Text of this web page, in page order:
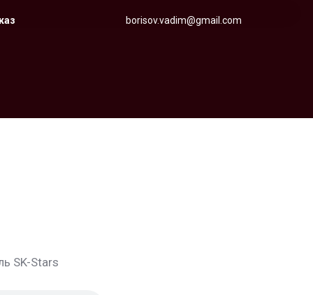
borisov.vadim@gmail.com
SK-Stars